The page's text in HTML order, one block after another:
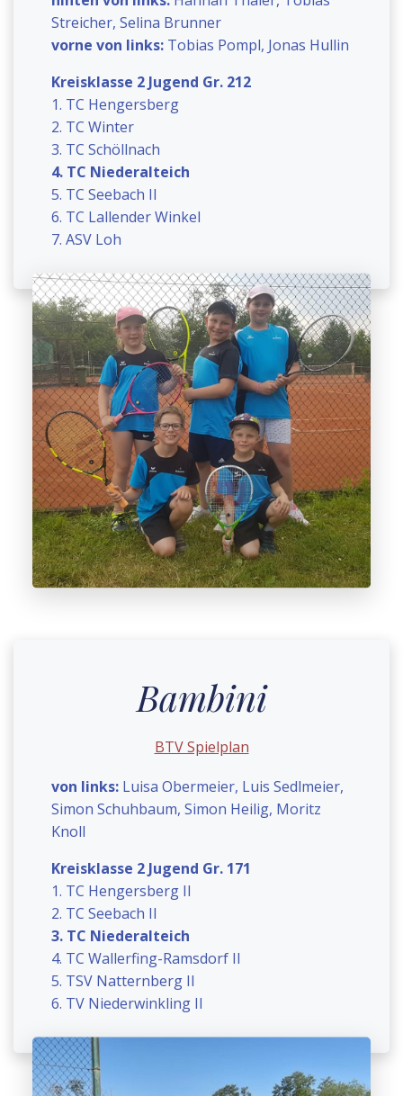
Streicher, Selina Brunner
vorne von links:Tobias Pompl, Jonas Hullin
Kreisklasse 2 Jugend Gr. 212
1. TC Hengersberg
2. TC Winter
3. TC Schöllnach
4. TC Niederalteich
5. TC Seebach II
6. TC Lallender Winkel
7. ASV Loh
Bambini
BTV Spielplan
von links:Luisa Obermeier, Luis Sedlmeier,
Simon Schuhbaum, Simon Heilig, Moritz
Knoll
Kreisklasse 2 Jugend Gr. 171
1. TC Hengersberg II
2. TC Seebach II
3. TC Niederalteich
4. TC Wallerfing-Ramsdorf II
5. TSV Natternberg II
6. TV Niederwinkling II